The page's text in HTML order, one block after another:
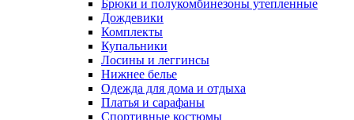
Брюки и полукомбинезоны утепленные
Дождевики
Комплекты
Купальники
Лосины и леггинсы
Нижнее белье
Одежда для дома и отдыха
Платья и сарафаны
Спортивные костюмы